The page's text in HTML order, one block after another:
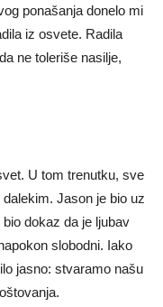
ponašanja donelo mi
iz osvete. Radila
ne toleriše nasilje,
U tom trenutku, sve
Jason je bio uz
dokaz da je ljubav
slobodni. Iako
jasno: stvaramo našu